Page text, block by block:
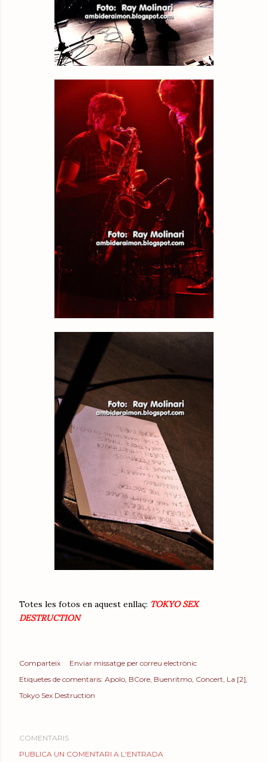
Totes les fotos en aquest enllaç: TOKYO SEX
DESTRUCTION
Comparteix
Enviar missatge per correu electrònic
Etiquetes de comentaris: Apolo BCore Buenritmo Concert La [2]
Tokyo Sex Destruction
COMENTARIS
PUBLICA UN COMENTARI A L'ENTRADA